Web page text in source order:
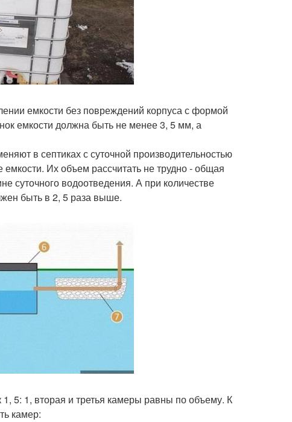
емкости без повреждений корпуса с формой
емкости должна быть не менее 3, 5 мм, а
в септиках с суточной производительностью
Их объем рассчитать не трудно - общая
суточного водоотведения. А при количестве
быть в 2, 5 раза выше.
1, 5: 1, вторая и третья камеры равны по объему. К
камер: